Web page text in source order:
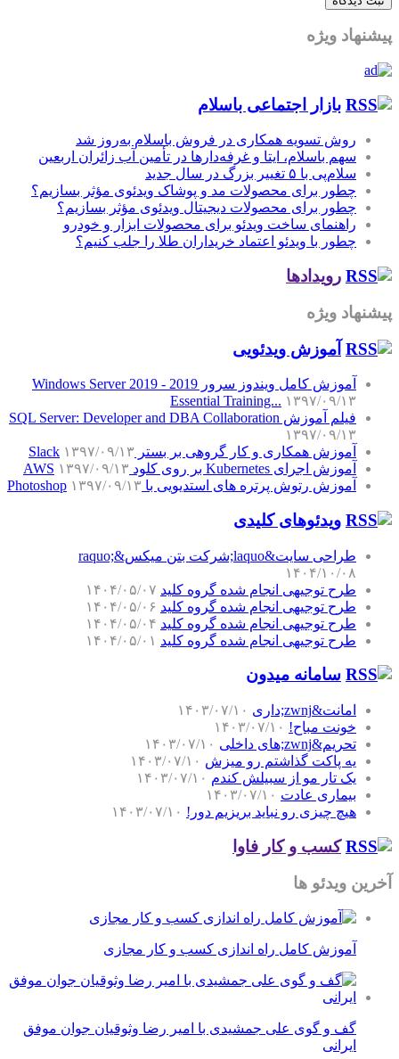
پیشنهاد ویژه
بازار اجتماعی باسلام
روش تسویه همکاری در فروش باسلام به‌روز شد
سهم باسلام، ایتا و غرفه‌دارها در تأمین آب زائران اربعین
سلام‌پی با ۵ تغییر بزرگ در سال جدید
چطور برای محصولات مد و پوشاک ویدئوی مؤثر بسازیم؟
چطور برای محصولات دیجیتال ویدئوی مؤثر بسازیم؟
راهنمای ساخت ویدئو برای محصولات ابزار و خودرو
چطور با ویدئو اعتماد خریداران طلا را جلب کنیم؟
رویدادها
پیشنهاد ویژه
آموزش‌ ویدئویی
آموزش کامل ویندوز سرور 2019 - Windows Server 2019
Essential Training... ۱۳۹۷/۰۹/۱۳
فیلم آموزش SQL Server: Developer and DBA Collaboration
۱۳۹۷/۰۹/۱۳
آموزش همکاری و کار گروهی بر بستر Slack ۱۳۹۷/۰۹/۱۳
آموزش اجرای Kubernetes بر روی کلود AWS
۱۳۹۷/۰۹/۱۳
آموزش رتوش پرتره های استدیویی با Photoshop ۱۳۹۷/۰۹/۱۳
ویدئوهای کلیدی
طراحی سایت&laquo;شرکت بتن میکس&raquo;
۱۴۰۴/۱۰/۰۸
طرح توجیهی انجام شده گروه کلید ۱۴۰۴/۰۵/۰۷
طرح توجیهی انجام شده گروه کلید ۱۴۰۴/۰۵/۰۶
طرح توجیهی انجام شده گروه کلید ۱۴۰۴/۰۵/۰۴
طرح توجیهی انجام شده گروه کلید ۱۴۰۴/۰۵/۰۱
سامانه میدون
امانت&zwnj;داری
۱۴۰۳/۰۷/۱۰
خونت مباح! ۱۴۰۳/۰۷/۱۰
تحریم&zwnj;های داخلی
۱۴۰۳/۰۷/۱۰
یه پاکت گذاشتم رو میزش ۱۴۰۳/۰۷/۱۰
یک تار مو از سبیلش کندم ۱۴۰۳/۰۷/۱۰
بیماری عادت ۱۴۰۳/۰۷/۱۰
هیچ چیزی رو نباید بریزیم دور! ۱۴۰۳/۰۷/۱۰
کسب و کار فاوا
آخرین ویدئو ها
آموزش کامل راه اندازی کسب و کار مجازی
گف و گوی علی جمشیدی با امیر رضا وثوقیان جوان موفق
ایرانی